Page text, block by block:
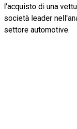
l'acquisto di una
società leader
settore automotive.